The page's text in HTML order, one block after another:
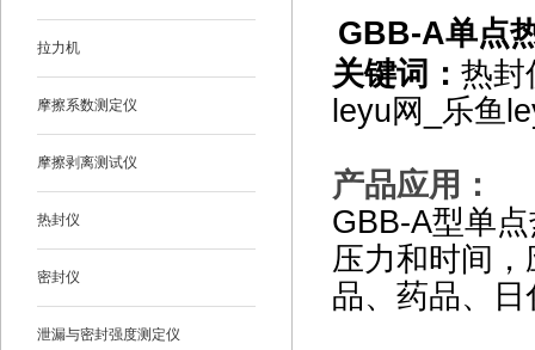
拉力机
摩擦系数测定仪
摩擦剥离测试仪
热封仪
密封仪
泄漏与密封强度测定仪
GBB-A单点
关键词： 热封
leyu网_乐鱼
产品应用：
GBB-A型单
压力和时间
品、药品、